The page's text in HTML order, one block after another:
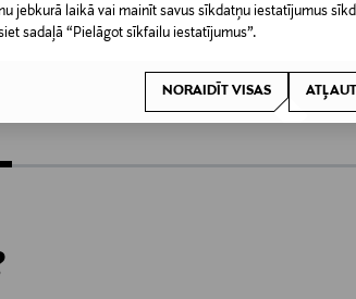
jebkurā laikā vai mainīt savus sīkdatņu iestatījumus
sadaļā “Pielāgot sīkfailu iestatījumus”.
NORAIDĪT VISAS
KORRES
Liquid Color Eyeliner acu zīmulis
NYX
Vivid
10,90 €